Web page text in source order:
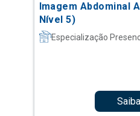
Imagem Abdominal
Nível 5)
Especialização